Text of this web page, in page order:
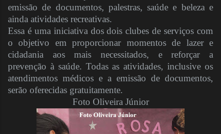
emissão de documentos, palestras, saúde e beleza e
ainda atividades recreativas.
Essa é uma iniciativa dos dois clubes de serviços com
o objetivo em proporcionar momentos de lazer e
cidadania aos mais necessitados, e reforçar a
prevenção à saúde. Todas as atividades, inclusive os
atendimentos médicos e a emissão de documentos,
serão oferecidas gratuitamente.
Foto Oliveira Júnior